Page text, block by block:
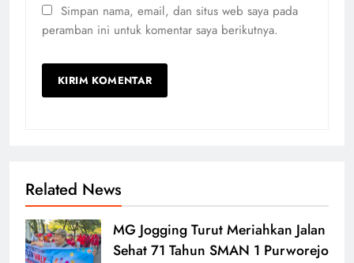
Simpan nama, email, dan situs web saya pada
peramban ini untuk komentar saya berikutnya.
Related News
MG Jogging Turut Meriahkan Jalan
Sehat 71 Tahun SMAN 1 Purworejo